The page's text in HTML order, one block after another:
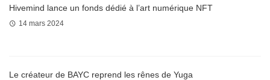
Hivemind lance un fonds dédié à l’art numérique NFT
14 mars 2024
Le créateur de BAYC reprend les rênes de Yuga